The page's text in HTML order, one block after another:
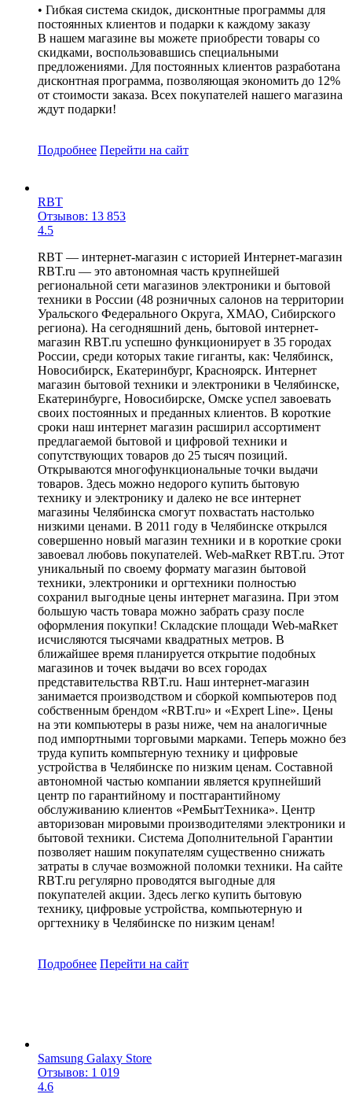
• Гибкая система скидок, дисконтные программы для
постоянных клиентов и подарки к каждому заказу
В нашем магазине вы можете приобрести товары со
скидками, воспользовавшись специальными
предложениями. Для постоянных клиентов разработана
дисконтная программа, позволяющая экономить до 12%
от стоимости заказа. Всех покупателей нашего магазина
ждут подарки!
Подробнее Перейти на сайт
RBT
Отзывов: 13 853
4.5
RBT — интернет-магазин с историей Интернет-магазин
RBT.ru — это автономная часть крупнейшей
региональной сети магазинов электроники и бытовой
техники в России (48 розничных салонов на территории
Уральского Федерального Округа, ХМАО, Сибирского
региона). На сегодняшний день, бытовой интернет-
магазин RBT.ru успешно функционирует в 35 городах
России, среди которых такие гиганты, как: Челябинск,
Новосибирск, Екатеринбург, Красноярск. Интернет
магазин бытовой техники и электроники в Челябинске,
Екатеринбурге, Новосибирске, Омске успел завоевать
своих постоянных и преданных клиентов. В короткие
сроки наш интернет магазин расширил ассортимент
предлагаемой бытовой и цифровой техники и
сопутствующих товаров до 25 тысяч позиций.
Открываются многофункциональные точки выдачи
товаров. Здесь можно недорого купить бытовую
технику и электронику и далеко не все интернет
магазины Челябинска смогут похвастать настолько
низкими ценами. В 2011 году в Челябинске открылся
совершенно новый магазин техники и в короткие сроки
завоевал любовь покупателей. Web-маRкет RBT.ru. Этот
уникальный по своему формату магазин бытовой
техники, электроники и оргтехники полностью
сохранил выгодные цены интернет магазина. При этом
большую часть товара можно забрать сразу после
оформления покупки! Складские площади Web-маRкет
исчисляются тысячами квадратных метров. В
ближайшее время планируется открытие подобных
магазинов и точек выдачи во всех городах
представительства RBT.ru. Наш интернет-магазин
занимается производством и сборкой компьютеров под
собственным брендом «RBT.ru» и «Expert Line». Цены
на эти компьютеры в разы ниже, чем на аналогичные
под импортными торговыми марками. Теперь можно без
труда купить компьтерную технику и цифровые
устройства в Челябинске по низким ценам. Составной
автономной частью компании является крупнейший
центр по гарантийному и постгарантийному
обслуживанию клиентов «РемБытТехника». Центр
авторизован мировыми производителями электроники и
бытовой техники. Система Дополнительной Гарантии
позволяет нашим покупателям существенно снижать
затраты в случае возможной поломки техники. На сайте
RBT.ru регулярно проводятся выгодные для
покупателей акции. Здесь легко купить бытовую
технику, цифровые устройства, компьютерную и
оргтехнику в Челябинске по низким ценам!
Подробнее Перейти на сайт
Samsung Galaxy Store
Отзывов: 1 019
4.6